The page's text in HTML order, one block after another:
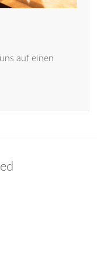
auf einen